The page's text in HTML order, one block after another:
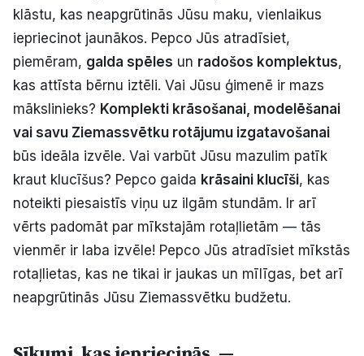
klāstu, kas neapgrūtinās Jūsu maku, vienlaikus
iepriecinot jaunākos. Pepco Jūs atradīsiet,
piemēram, galda spēles un radošos komplektus,
kas attīsta bērnu iztēli. Vai Jūsu ģimenē ir mazs
mākslinieks? Komplekti krāsošanai, modelēšanai
vai savu Ziemassvētku rotājumu izgatavošanai
būs ideāla izvēle. Vai varbūt Jūsu mazulim patīk
kraut klucīšus? Pepco gaida krāsaini klucīši, kas
noteikti piesaistīs viņu uz ilgām stundām. Ir arī
vērts padomāt par mīkstajām rotaļlietām — tās
vienmēr ir laba izvēle! Pepco Jūs atradīsiet mīkstās
rotaļlietas, kas ne tikai ir jaukas un mīlīgas, bet arī
neapgrūtinās Jūsu Ziemassvētku budžetu.